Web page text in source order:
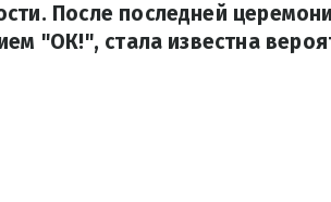
После последней
"ОК!", стала известна